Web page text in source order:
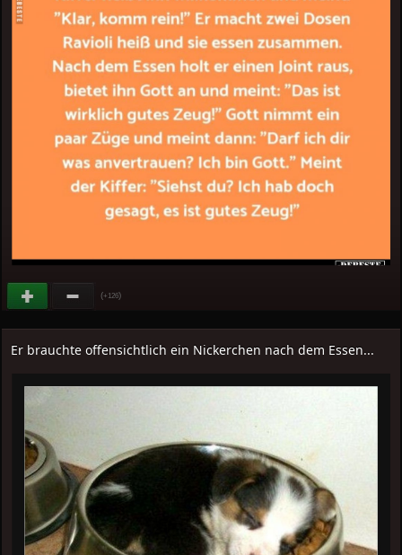
(+126)
Er brauchte offensichtlich ein Nickerchen nach dem Essen...